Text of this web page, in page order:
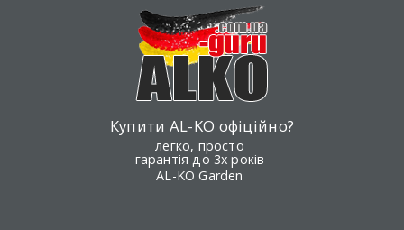
Купити AL-KO офіційно?
легко, просто
гарантія до 3х років
AL-KO Garden